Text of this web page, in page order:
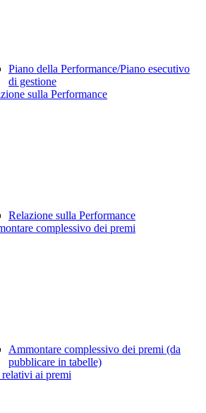
Piano della Performance/Piano esecutivo
di gestione
sulla Performance
Relazione sulla Performance
complessivo dei premi
Ammontare complessivo dei premi (da
pubblicare in tabelle)
ai premi